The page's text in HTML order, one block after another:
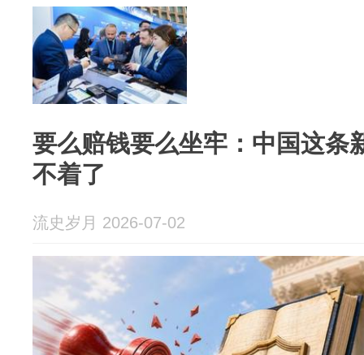
要么赔钱要么坐牢：中国这条
不着了
流史岁月 2026-07-02